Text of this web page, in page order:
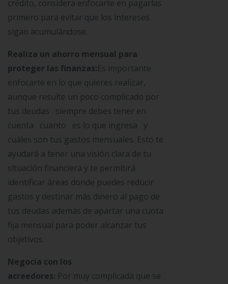
crédito, considera enfocarte en pagarlas
primero para evitar que los intereses
sigan acumulándose.
Realiza un ahorro mensual para
proteger las finanzas:Es importante
enfocarte en lo que quieres realizar,
aunque resulte un poco complicado por
tus deudas siempre debes tener en
cuenta cuanto es lo que ingresa y
cuáles son tus gastos mensuales. Esto te
ayudará a tener una visión clara de tu
situación financiera y te permitirá
identificar áreas donde puedes reducir
gastos y destinar más dinero al pago de
tus deudas además de apartar una cuota
fija mensual para poder alcanzar tus
objetivos.
Negocia con los
acreedores: Por muy complicada que se